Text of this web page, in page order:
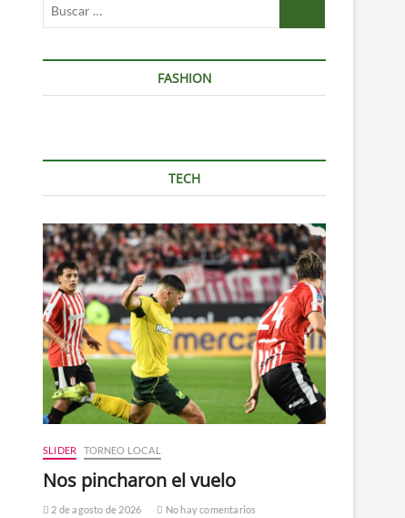
FASHION
TECH
SLIDER TORNEO LOCAL
Nos pincharon el vuelo
2 de agosto de 2026 No hay comentarios